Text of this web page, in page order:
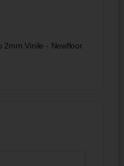
2mm Vinile - Newfloor